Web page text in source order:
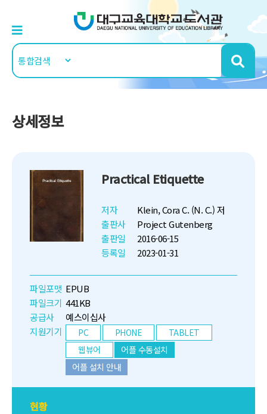
상세정보
Practical Etiquette
저자
Klein, Cora C. (N. C.) 저
출판사
Project Gutenberg
출판일
2016-06-15
등록일
2023-01-31
파일포맷 EPUB
파일크기 441KB
공급사
예스이십사
지원기기
PC PHONE
TABLET
웹뷰어
어플 수동설치
어플 설치 안내
현황